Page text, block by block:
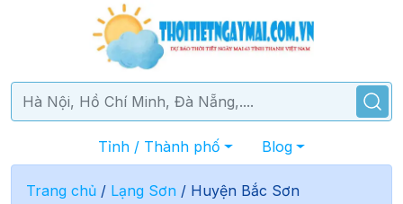
Tỉnh / Thành phố Blog
Trang chủ / Lạng Sơn / Huyện Bắc Sơn